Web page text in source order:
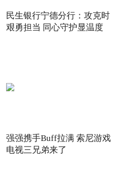
民生银行宁德分行：攻克时
艰勇担当 同心守护显温度
强强携手Buff拉满 索尼游戏
电视三兄弟来了